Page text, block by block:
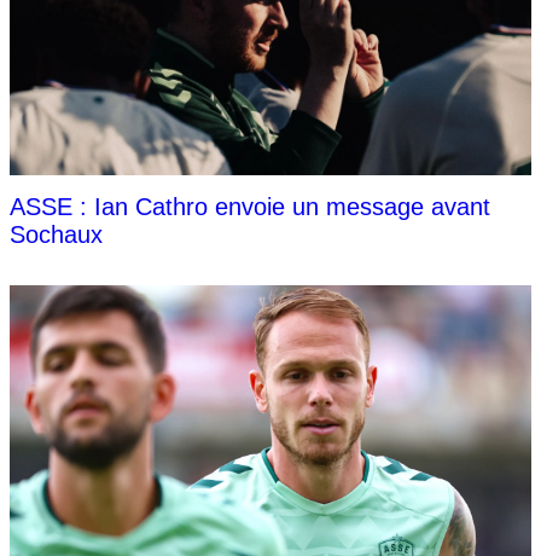
ASSE : Ian Cathro envoie un message avant
Sochaux